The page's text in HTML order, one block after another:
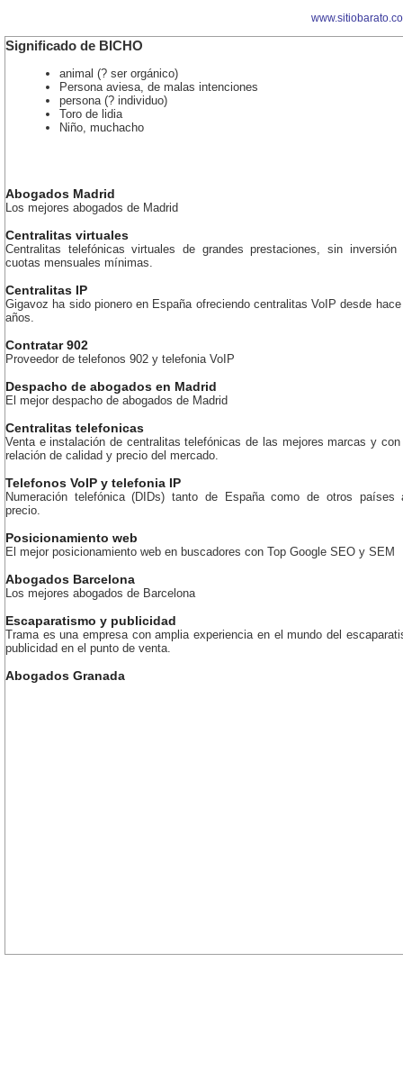
Significado de BICHO
animal (? ser orgánico)
Persona aviesa, de malas intenciones
persona (? individuo)
Toro de lidia
Niño, muchacho
Abogados Madrid
Los mejores abogados de Madrid
Centralitas virtuales
Centralitas telefónicas virtuales de grandes prestaciones, sin
cuotas mensuales mínimas.
Centralitas IP
Gigavoz ha sido pionero en España ofreciendo centralitas VoIP desde
años.
Contratar 902
Proveedor de telefonos 902 y telefonia VoIP
Despacho de abogados en Madrid
El mejor despacho de abogados de Madrid
Centralitas telefonicas
Venta e instalación de centralitas telefónicas de las mejores marcas y con
relación de calidad y precio del mercado.
Telefonos VoIP y telefonia IP
Numeración telefónica (DIDs) tanto de España como de otros países
precio.
Posicionamiento web
El mejor posicionamiento web en buscadores con Top Google SEO y SEM
Abogados Barcelona
Los mejores abogados de Barcelona
Escaparatismo y publicidad
Trama es una empresa con amplia experiencia en el mundo del
publicidad en el punto de venta.
Abogados Granada